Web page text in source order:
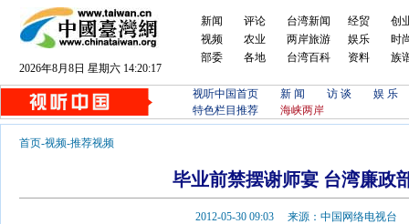
2026年8月8日 星期六 14:20:17
新闻
视频
部委
评论
农业
各地
台湾新闻
两岸旅游
台湾百科
经贸
娱乐
资料
创
时
族
视听中国首页 新 闻 访 谈
娱 乐
特色栏目推荐
海峡两岸
首页-视频-推荐视频
毕业前禁摆谢师宴 台湾廉政
2012-05-30 09:03 来源：中国网络电视台